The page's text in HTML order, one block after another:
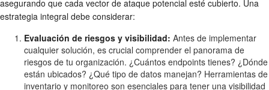
asegurando que cada vector de ataque potencial esté cubierto. Una
estrategia integral debe considerar:
Evaluación de riesgos y visibilidad: Antes de implementar
cualquier solución, es crucial comprender el panorama de
riesgos de tu organización. ¿Cuántos endpoints tienes? ¿Dónde
están ubicados? ¿Qué tipo de datos manejan? Herramientas de
inventario y monitoreo son esenciales para tener una visibilidad